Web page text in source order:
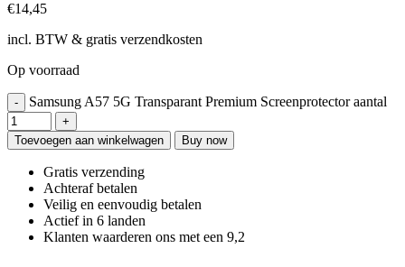
€14,45
incl. BTW & gratis verzendkosten
Op voorraad
Samsung A57 5G Transparant Premium Screenprotector aantal
Toevoegen aan winkelwagen Buy now
Gratis verzending
Achteraf betalen
Veilig en eenvoudig betalen
Actief in 6 landen
Klanten waarderen ons met een 9,2